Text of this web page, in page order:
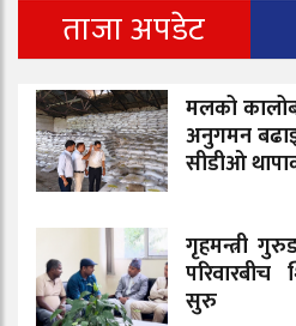
ताजा अपडेट
मलको
अनुगमन
सीडीओ
गृहमन्त्री
परिवारबीच
सुरु